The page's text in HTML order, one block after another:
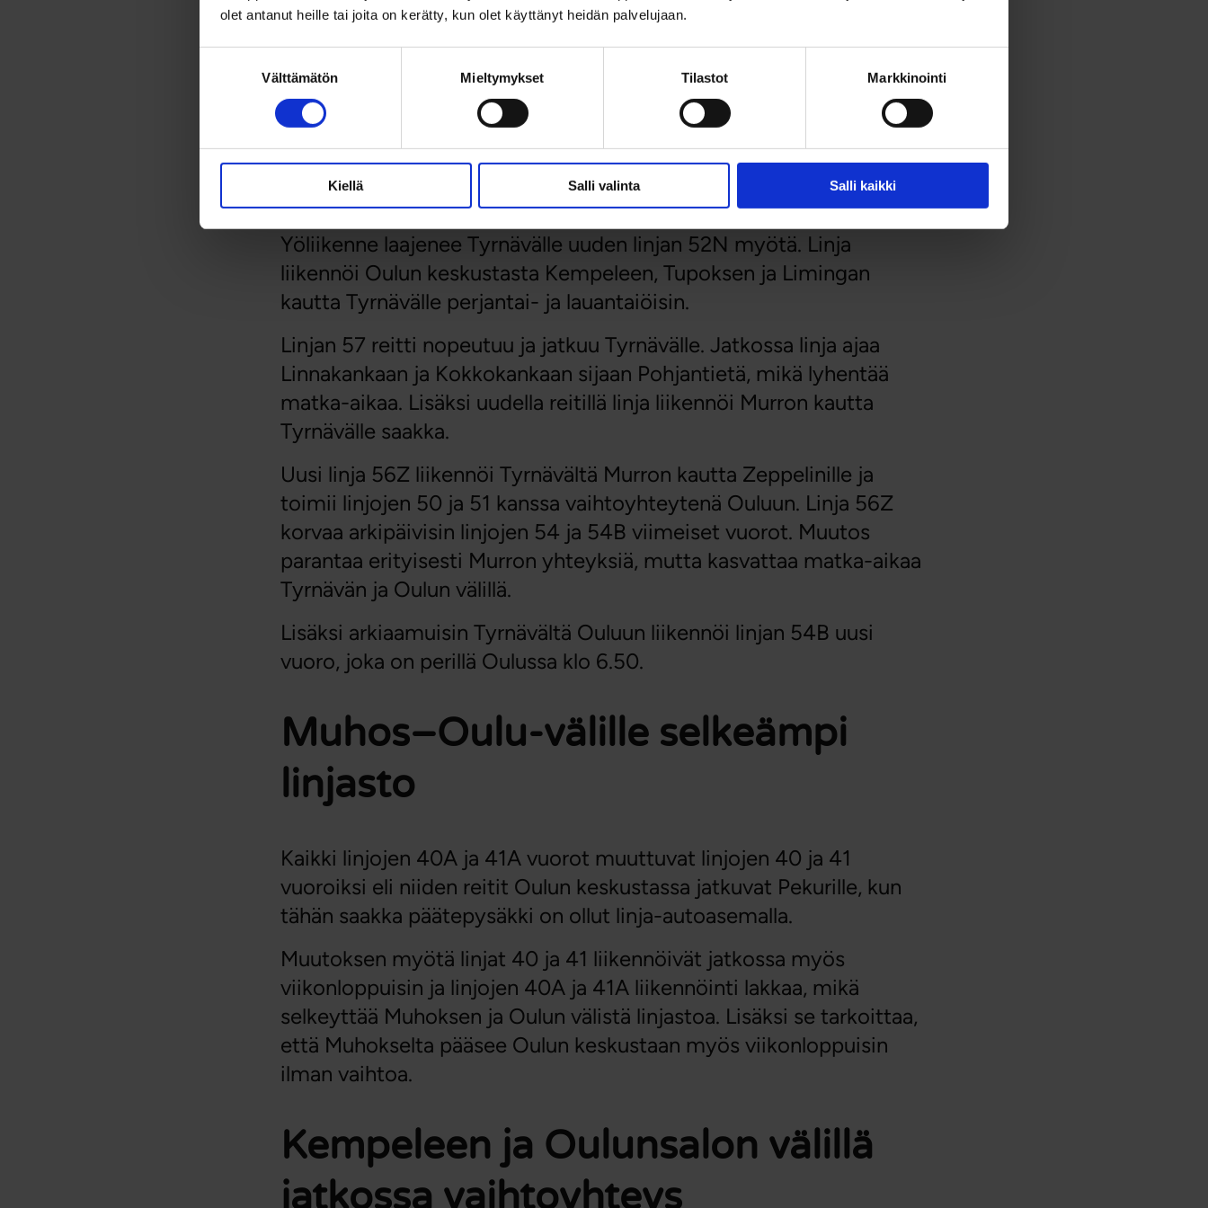
olet antanut heille tai joita on kerätty, kun olet käyttänyt heidän palvelujaan.
Välttämätön Mieltymykset Tilastot Markkinointi
Kiellä Salli valinta Salli kaikki
Tyrnävälle uusia yhteyksiä –
mukana yölinja
Tulevalle talvelle Tyrnävän ja Oulun välistä liikennöintiä on kehitetty.
Vuoroja on pyritty keskittämään ajankohtiin, joilla on eniten
kysyntää.
Yöliikenne laajenee Tyrnävälle uuden linjan 52N myötä. Linja
liikennöi Oulun keskustasta Kempeleen, Tupoksen ja Limingan
kautta Tyrnävälle perjantai- ja lauantaiöisin.
Linjan 57 reitti nopeutuu ja jatkuu Tyrnävälle. Jatkossa linja ajaa
Linnakankaan ja Kokkokankaan sijaan Pohjantietä, mikä lyhentää
matka-aikaa. Lisäksi uudella reitillä linja liikennöi Murron kautta
Tyrnävälle saakka.
Uusi linja 56Z liikennöi Tyrnävältä Murron kautta Zeppelinille ja
toimii linjojen 50 ja 51 kanssa vaihtoyhteytenä Ouluun. Linja 56Z
korvaa arkipäivisin linjojen 54 ja 54B viimeiset vuorot. Muutos
parantaa erityisesti Murron yhteyksiä, mutta kasvattaa matka-aikaa
Tyrnävän ja Oulun välillä.
Lisäksi arkiaamuisin Tyrnävältä Ouluun liikennöi linjan 54B uusi
vuoro, joka on perillä Oulussa klo 6.50.
Muhos–Oulu-välille selkeämpi
linjasto
Kaikki linjojen 40A ja 41A vuorot muuttuvat linjojen 40 ja 41
vuoroiksi eli niiden reitit Oulun keskustassa jatkuvat Pekurille, kun
tähän saakka päätepysäkki on ollut linja-autoasemalla.
Muutoksen myötä linjat 40 ja 41 liikennöivät jatkossa myös
viikonloppuisin ja linjojen 40A ja 41A liikennöinti lakkaa, mikä
selkeyttää Muhoksen ja Oulun välistä linjastoa. Lisäksi se tarkoittaa,
että Muhokselta pääsee Oulun keskustaan myös viikonloppuisin
ilman vaihtoa.
Kempeleen ja Oulunsalon välillä
jatkossa vaihtoyhteys